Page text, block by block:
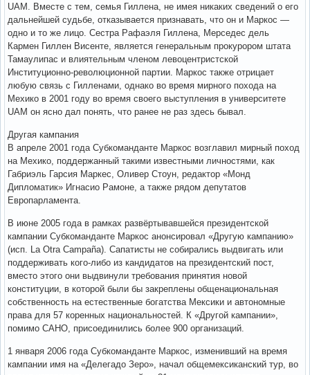
UAM. Вместе с тем, семья Гиллена, не имея никаких сведений о его
дальнейшей судьбе, отказывается признавать, что он и Маркос —
одно и то же лицо. Сестра Рафаэля Гиллена, Мерседес дель
Кармен Гиллен Висенте, является генеральным прокурором штата
Тамаулипас и влиятельным членом левоцентристской
Институционно-революционной партии. Маркос также отрицает
любую связь с Гилленами, однако во время мирного похода на
Мехико в 2001 году во время своего выступления в университете
UAM он ясно дал понять, что ранее не раз здесь бывал.
Другая кампания
В апреле 2001 года Субкоманданте Маркос возглавил мирный поход
на Мехико, поддержанный такими известными личностями, как
Габриэль Гарсия Маркес, Оливер Стоун, редактор «Монд
Дипломатик» Игнасио Рамоне, а также рядом депутатов
Европарламента.
В июне 2005 года в рамках развёртывавшейся президентской
кампании Субкоманданте Маркос анонсировал «Другую кампанию»
(исп. La Otra Campaña). Сапатисты не собирались выдвигать или
поддерживать кого-либо из кандидатов на президентский пост,
вместо этого они выдвинули требования принятия новой
конституции, в которой были бы закреплены общенациональная
собственность на естественные богатства Мексики и автономные
права для 57 коренных национальностей. К «Другой кампании»,
помимо САНО, присоединились более 900 организаций.
1 января 2006 года Субкоманданте Маркос, изменивший на время
кампании имя на «Делегадо Зеро», начал общемексиканский тур, во